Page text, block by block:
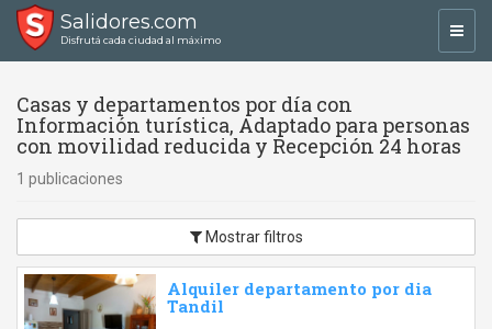
Salidores.com
Disfrutá cada ciudad al máximo
Casas y departamentos por día con
Información turística, Adaptado para personas
con movilidad reducida y Recepción 24 horas
1 publicaciones
Mostrar filtros
Alquiler departamento por dia
Tandil